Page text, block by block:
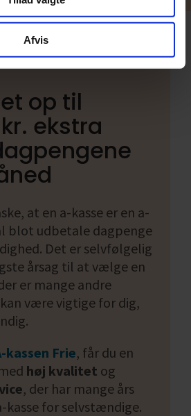
Afvis
op til
ekstra
at en a-kasse er en a-
blot udbetale dagpenge
Det er selvfølgelig
årsag til at vælge en
er mange andre
være vigtige for dig,
kassen Frie, får du en
høj kvalitet og
, der har mange års
kasse for selvstændige.